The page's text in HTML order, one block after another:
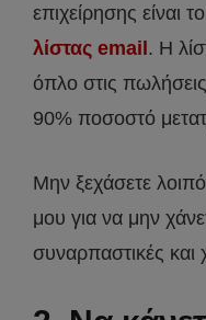
επιχείρησης είναι
λίστας email. Η
όπλο στις
90% ποσοστό
Μην ξεχάσετε
μου για να μην
συναρπαστικές και